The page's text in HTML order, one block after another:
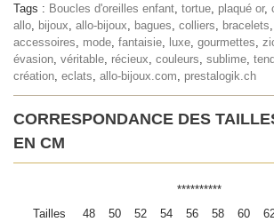
Tags : Boucles d'oreilles enfant, tortue, plaqué or,
allo, bijoux, allo-bijoux, bagues, colliers, bracelets,
accessoires, mode, fantaisie, luxe, gourmettes,
évasion, véritable, récieux, couleurs, sublime,
création, eclats, allo-bijoux.com, prestalogik.ch
CORRESPONDANCE DES
EN CM
**********
Tailles
48 50 52 54 56 58 60